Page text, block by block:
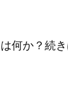
何か？続き